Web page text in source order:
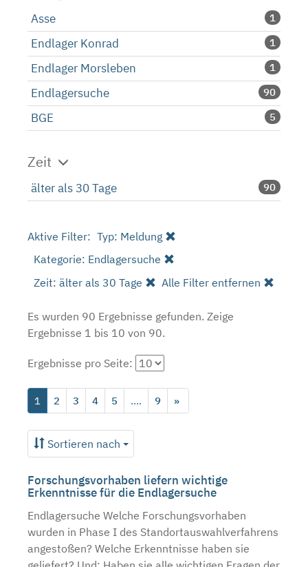
Asse 1
Endlager Konrad 1
Endlager Morsleben 1
Endlagersuche 90
BGE 5
Zeit
älter als 30 Tage 90
Aktive Filter: Typ: Meldung
Kategorie: Endlagersuche
Zeit: älter als 30 Tage
Alle Filter entfernen
Es wurden 90 Ergebnisse gefunden. Zeige
Ergebnisse 1 bis 10 von 90.
Ergebnisse pro Seite:
1 2 3 4 5 .... 9 »
Sortieren nach
Forschungsvorhaben liefern wichtige
Erkenntnisse für die Endlagersuche
Endlagersuche Welche Forschungsvorhaben
wurden in Phase I des Standortauswahlverfahrens
angestoßen? Welche Erkenntnisse haben sie